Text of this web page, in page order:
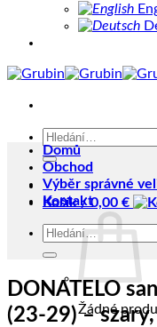
Hledat:
Košík /0,00 €
Žádné
Domů
Obchod
Výběr správné
Kontakt
Hledat:
DONATELO
(23-29) –